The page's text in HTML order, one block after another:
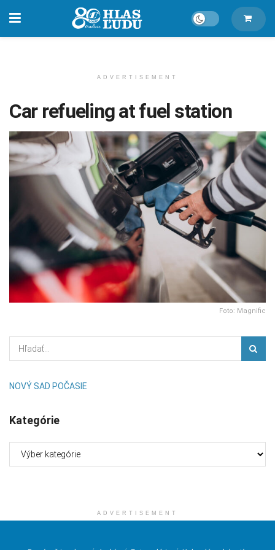
ADVERTISEMENT
Car refueling at fuel station
Foto: Magnific
NOVÝ SAD POČASIE
Kategórie
ADVERTISEMENT